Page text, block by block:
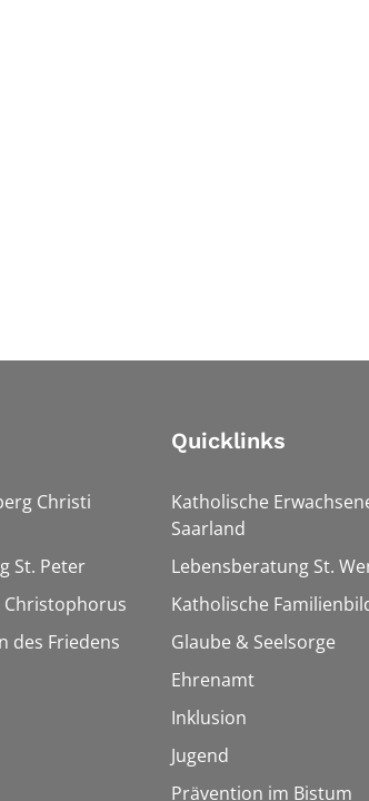
Christi
St. Peter
Christophorus
des Friedens
Quicklinks
Katholische
Saarland
Lebensberatung St.
Katholische
Glaube & Seelsorge
Ehrenamt
Inklusion
Jugend
Prävention im Bistum